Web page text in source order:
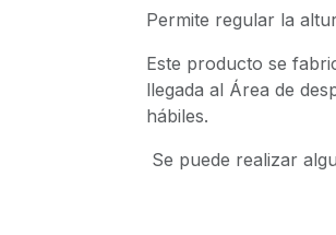
Permite regular la
Este producto se
llegada al Área de
hábiles.
Se puede realizar